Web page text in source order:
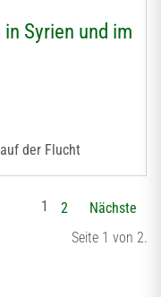
Syrien und im
der Flucht
Seite 1 von 2.
1 2 Nächste